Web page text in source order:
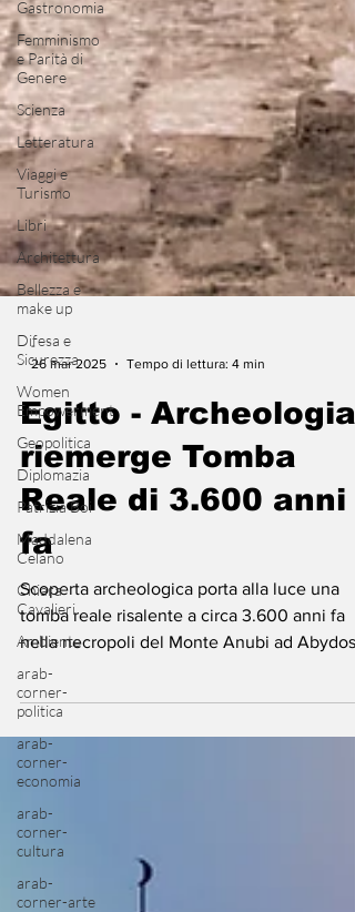
Gastronomia
Femminismo
e Parità di
Genere
Scienza
Letteratura
Viaggi e
Turismo
Libri
Architettura
Bellezza e
make up
Difesa e
Sicurezza
Women
Empowerment
Geopolitica
Diplomazia
Patrizia Boi
Maddalena
Celano
Chiara
Cavalieri
Ambiente
arab-
corner-
politica
arab-
corner-
economia
arab-
corner-
cultura
arab-
corner-arte
-
26 mar 2025
Tempo di lettura: 4 min
Egitto - Archeologia,
riemerge Tomba
Reale di 3.600 anni
fa
Scoperta archeologica porta alla luce una
tomba reale risalente a circa 3.600 anni fa
nella necropoli del Monte Anubi ad Abydos,
in Egitto